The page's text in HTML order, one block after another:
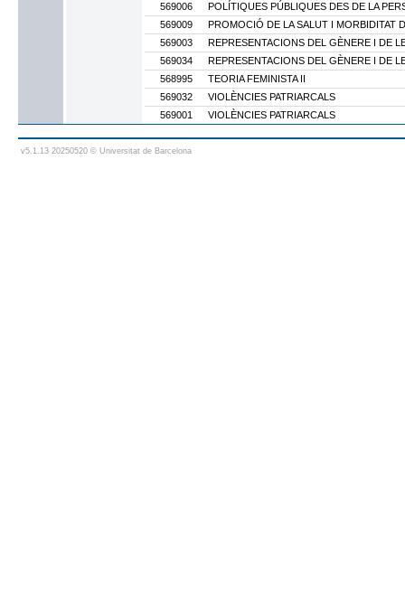
569006
POLÍTIQUES PÚBLIQUES DES DE LA
569009
PROMOCIÓ DE LA SALUT I MORBIDITAT
569003
REPRESENTACIONS DEL GÈNERE I DE
569034
REPRESENTACIONS DEL GÈNERE I DE
568995
TEORIA FEMINISTA II
569032
VIOLÈNCIES PATRIARCALS
569001
VIOLÈNCIES PATRIARCALS
v5.1.13 20250520 © Universitat de Barcelona